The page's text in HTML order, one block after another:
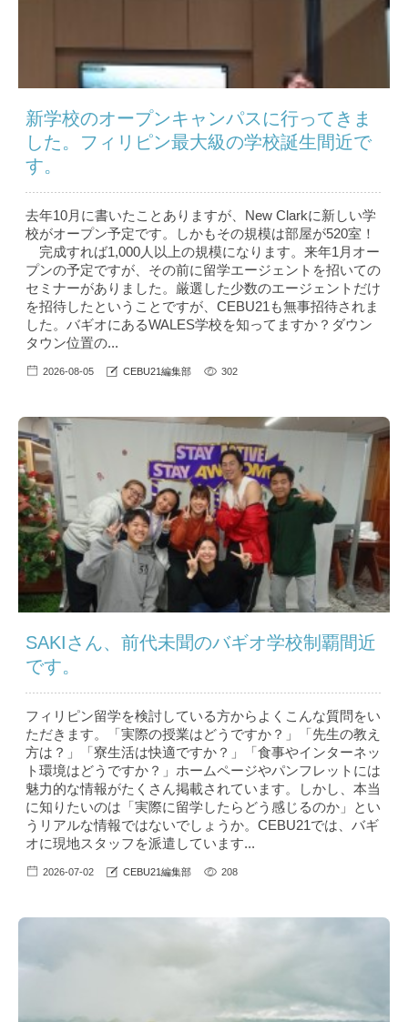
新学校のオープンキャンパスに行ってきま
した。フィリピン最大級の学校誕生間近で
す。
去年10月に書いたことありますが、New Clarkに新しい学
校がオープン予定です。しかもその規模は部屋が520室！
完成すれば1,000人以上の規模になります。来年1月オー
プンの予定ですが、その前に留学エージェントを招いての
セミナーがありました。厳選した少数のエージェントだけ
を招待したということですが、CEBU21も無事招待されま
した。バギオにあるWALES学校を知ってますか？ダウン
タウン位置の...
2026-08-05 CEBU21編集部 302
SAKIさん、前代未聞のバギオ学校制覇間近
です。
フィリピン留学を検討している方からよくこんな質問をい
ただきます。「実際の授業はどうですか？」「先生の教え
方は？」「寮生活は快適ですか？」「食事やインターネッ
ト環境はどうですか？」ホームページやパンフレットには
魅力的な情報がたくさん掲載されています。しかし、本当
に知りたいのは「実際に留学したらどう感じるのか」とい
うリアルな情報ではないでしょうか。CEBU21では、バギ
オに現地スタッフを派遣しています...
2026-07-02 CEBU21編集部 208